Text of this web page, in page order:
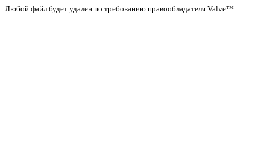
Любой файл будет удален по требованию правообладателя Valve™